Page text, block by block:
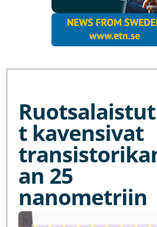
t kavensivat
an 25
nanometriin